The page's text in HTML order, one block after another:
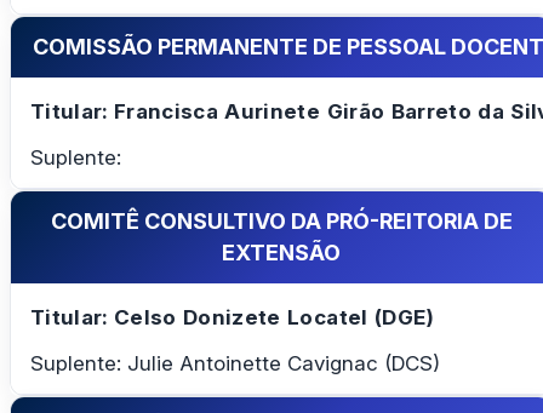
COMISSÃO PERMANENTE DE PESSOAL
Titular: Francisca Aurinete Girão Barreto da
Suplente:
COMITÊ CONSULTIVO DA PRÓ-REITORIA DE
EXTENSÃO
Titular: Celso Donizete Locatel (DGE)
Suplente: Julie Antoinette Cavignac (DCS)